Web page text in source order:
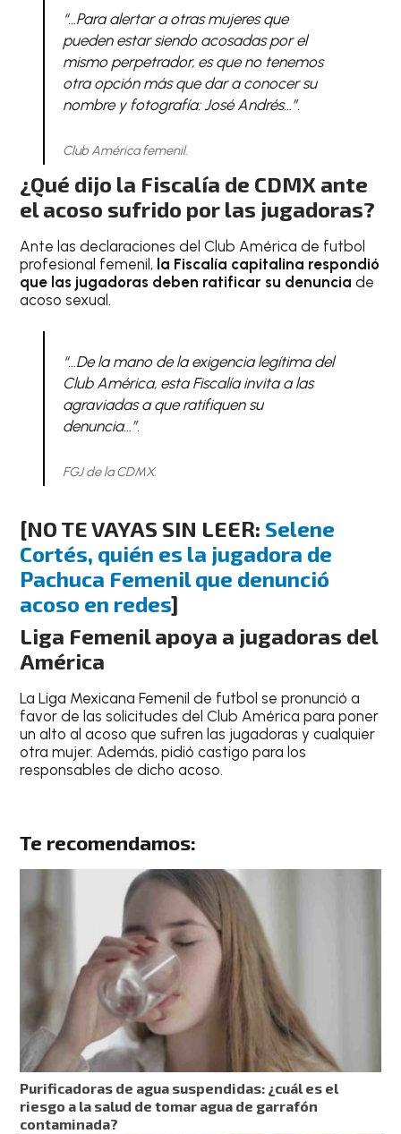
“…Para alertar a otras mujeres que
pueden estar siendo acosadas por el
mismo perpetrador, es que no tenemos
otra opción más que dar a conocer su
nombre y fotografía: José Andrés…”.
Club América femenil.
¿Qué dijo la Fiscalía de CDMX ante
el acoso sufrido por las jugadoras?
Ante las declaraciones del Club América de futbol
profesional femenil, la Fiscalía capitalina respondió
que las jugadoras deben ratificar su denuncia de
acoso sexual.
“…De la mano de la exigencia legítima del
Club América, esta Fiscalía invita a las
agraviadas a que ratifiquen su
denuncia…”.
FGJ de la CDMX.
[NO TE VAYAS SIN LEER: Selene
Cortés, quién es la jugadora de
Pachuca Femenil que denunció
acoso en redes]
Liga Femenil apoya a jugadoras del
América
La Liga Mexicana Femenil de futbol se pronunció a
favor de las solicitudes del Club América para poner
un alto al acoso que sufren las jugadoras y cualquier
otra mujer. Además, pidió castigo para los
responsables de dicho acoso.
Te recomendamos:
Purificadoras de agua suspendidas: ¿cuál es el
riesgo a la salud de tomar agua de garrafón
contaminada?